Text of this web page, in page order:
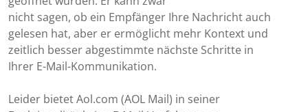
nicht sagen, ob ein Empfänger Ihre Nachricht auch
gelesen hat, aber er ermöglicht mehr Kontext und
zeitlich besser abgestimmte nächste Schritte in
Ihrer E-Mail-Kommunikation.
Leider bietet Aol.com (AOL Mail) in seiner